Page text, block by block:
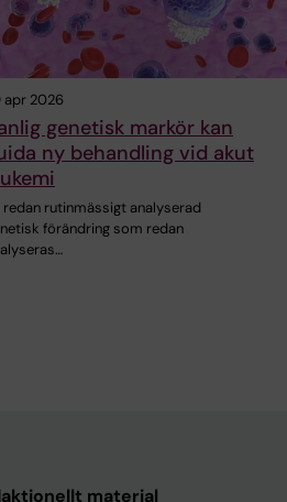
apr 2026
genetisk markör kan
ny behandling vid akut
redan rutinmässigt analyserad
förändring som redan
material